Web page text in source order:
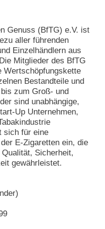
Genuss (BfTG) e.V. ist
aller führenden
Einzelhändlern aus
Mitglieder des BfTG
Wertschöpfungskette
Bestandteile und
zum Groß- und
sind unabhängige,
Up Unternehmen,
sich für eine
E-Zigaretten ein, die
Sicherheit,
gewährleistet.